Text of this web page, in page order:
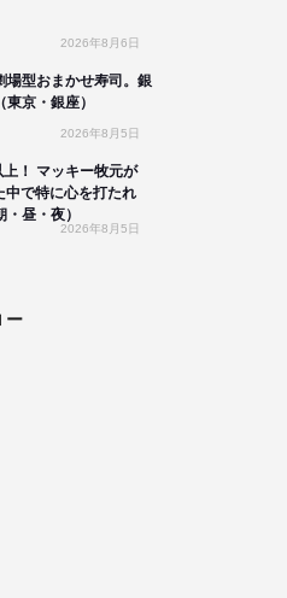
2026年8月6日
場型おまかせ寿司。銀
京・銀座）
2026年8月5日
！ マッキー牧元が
で特に心を打たれ
昼・夜）
2026年8月5日
ー